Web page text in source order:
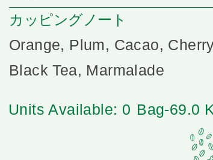
カッピングノート
Orange, Plum, Cacao,
Black Tea, Marmalade
Units Available: 0 Bag-69.0